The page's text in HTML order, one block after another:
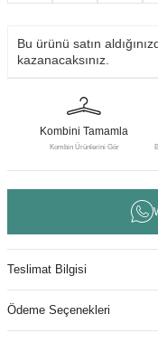
Bu ürünü satın
kazanacaksınız.
Kombini Tamamla
Kombin Ürünlerini Gör
Teslimat Bilgisi
Ödeme Seçenekleri